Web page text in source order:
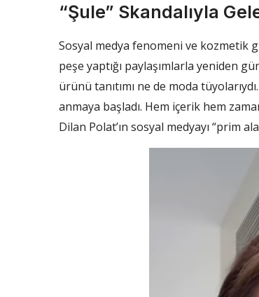
“Şule” Skandalıyla
Sosyal medya fenomeni ve kozmetik
peşe yaptığı paylaşımlarla yeniden
ürünü tanıtımı ne de moda
anmaya başladı. Hem içerik hem
Dilan Polat’ın sosyal medyayı “prim